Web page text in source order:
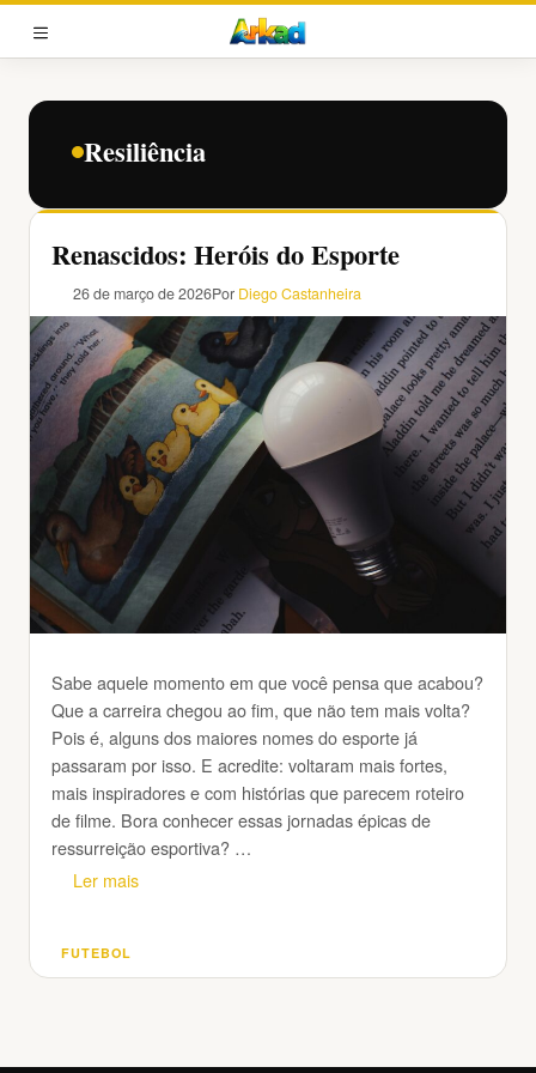
Pular
para
conteúdo
MENU
Resiliência
Renascidos: Heróis do Esporte
26 de março de 2026Por Diego Castanheira
Sabe aquele momento em que você pensa que acabou?
Que a carreira chegou ao fim, que não tem mais volta?
Pois é, alguns dos maiores nomes do esporte já
passaram por isso. E acredite: voltaram mais fortes,
mais inspiradores e com histórias que parecem roteiro
de filme. Bora conhecer essas jornadas épicas de
ressurreição esportiva? …
Ler mais
Categorias
FUTEBOL